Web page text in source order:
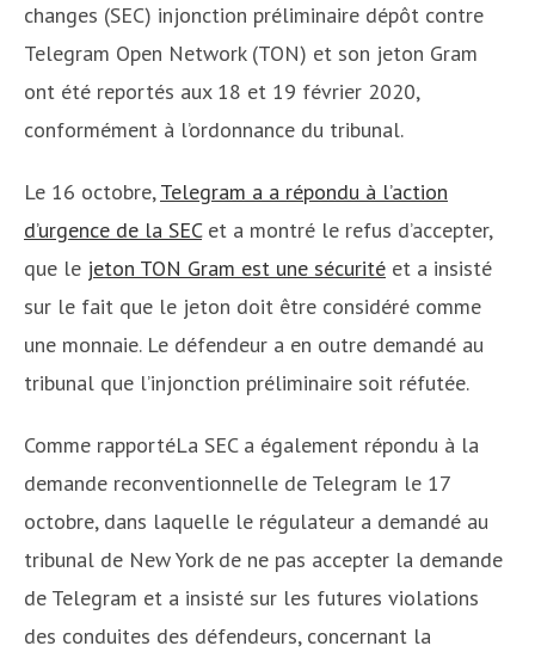
changes (SEC) injonction préliminaire dépôt contre
Telegram Open Network (TON) et son jeton Gram
ont été reportés aux 18 et 19 février 2020,
conformément à l’ordonnance du tribunal.
Le 16 octobre,Telegram a a répondu à l’action
d’urgence de la SECet a montré le refus d’accepter,
que le jeton TON Gram est une sécurité et a insisté
sur le fait que le jeton doit être considéré comme
une monnaie. Le défendeur a en outre demandé au
tribunal que l’injonction préliminaire soit réfutée.
Comme rapportéLa SEC a également répondu à la
demande reconventionnelle de Telegram le 17
octobre, dans laquelle le régulateur a demandé au
tribunal de New York de ne pas accepter la demande
de Telegram et a insisté sur les futures violations
des conduites des défendeurs, concernant la